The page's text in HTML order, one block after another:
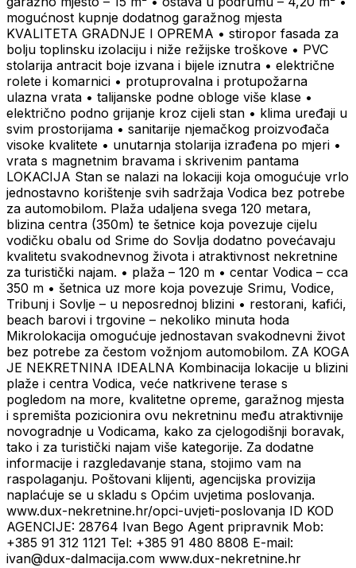
mogućnost kupnje dodatnog garažnog mjesta
KVALITETA GRADNJE I OPREMA • stiropor fasada za
bolju toplinsku izolaciju i niže režijske troškove • PVC
stolarija antracit boje izvana i bijele iznutra • električne
rolete i komarnici • protuprovalna i protupožarna
ulazna vrata • talijanske podne obloge više klase •
električno podno grijanje kroz cijeli stan • klima uređaji u
svim prostorijama • sanitarije njemačkog proizvođača
visoke kvalitete • unutarnja stolarija izrađena po mjeri •
vrata s magnetnim bravama i skrivenim pantama
LOKACIJA Stan se nalazi na lokaciji koja omogućuje vrlo
jednostavno korištenje svih sadržaja Vodica bez potrebe
za automobilom. Plaža udaljena svega 120 metara,
blizina centra (350m) te šetnice koja povezuje cijelu
vodičku obalu od Srime do Sovlja dodatno povećavaju
kvalitetu svakodnevnog života i atraktivnost nekretnine
za turistički najam. • plaža – 120 m • centar Vodica – cca
350 m • šetnica uz more koja povezuje Srimu, Vodice,
Tribunj i Sovlje – u neposrednoj blizini • restorani, kafići,
beach barovi i trgovine – nekoliko minuta hoda
Mikrolokacija omogućuje jednostavan svakodnevni život
bez potrebe za čestom vožnjom automobilom. ZA KOGA
JE NEKRETNINA IDEALNA Kombinacija lokacije u blizini
plaže i centra Vodica, veće natkrivene terase s
pogledom na more, kvalitetne opreme, garažnog mjesta
i spremišta pozicionira ovu nekretninu među atraktivnije
novogradnje u Vodicama, kako za cjelogodišnji boravak,
tako i za turistički najam više kategorije. Za dodatne
informacije i razgledavanje stana, stojimo vam na
raspolaganju. Poštovani klijenti, agencijska provizija
naplaćuje se u skladu s Općim uvjetima poslovanja.
www.dux-nekretnine.hr/opci-uvjeti-poslovanja ID KOD
AGENCIJE: 28764 Ivan Bego Agent pripravnik Mob:
+385 91 312 1121 Tel: +385 91 480 8808 E-mail:
ivan@dux-dalmacija.com www.dux-nekretnine.hr